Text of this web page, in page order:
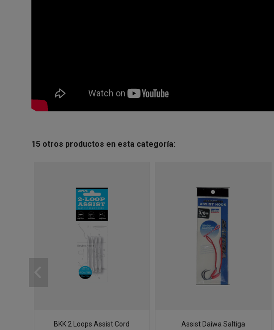
15 otros productos en esta categoría:
BKK 2 Loops Assist Cord Assist Daiwa Saltiga